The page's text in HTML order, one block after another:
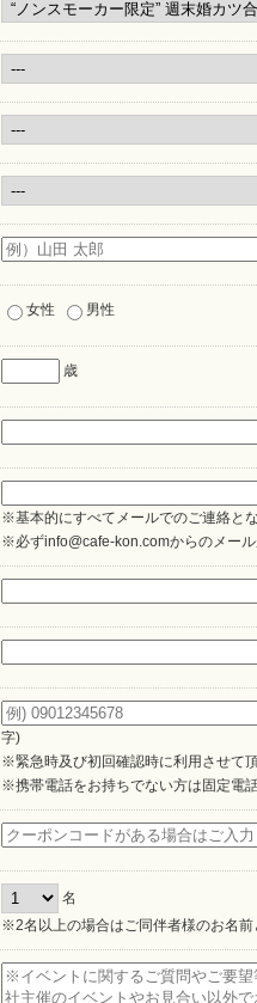
女性 男性
歳
※基本的にすべてメールでのご連絡と
※必ずinfo@cafe-kon.comからのメー
字)
※緊急時及び初回確認時に利用させて
※携帯電話をお持ちでない方は固定電
名
※2名以上の場合はご同伴者様のお名